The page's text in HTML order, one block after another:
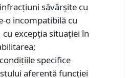
săvârşite cu
o incompatibilă cu
excepţia situaţiei în
specifice
aferentă funcţiei